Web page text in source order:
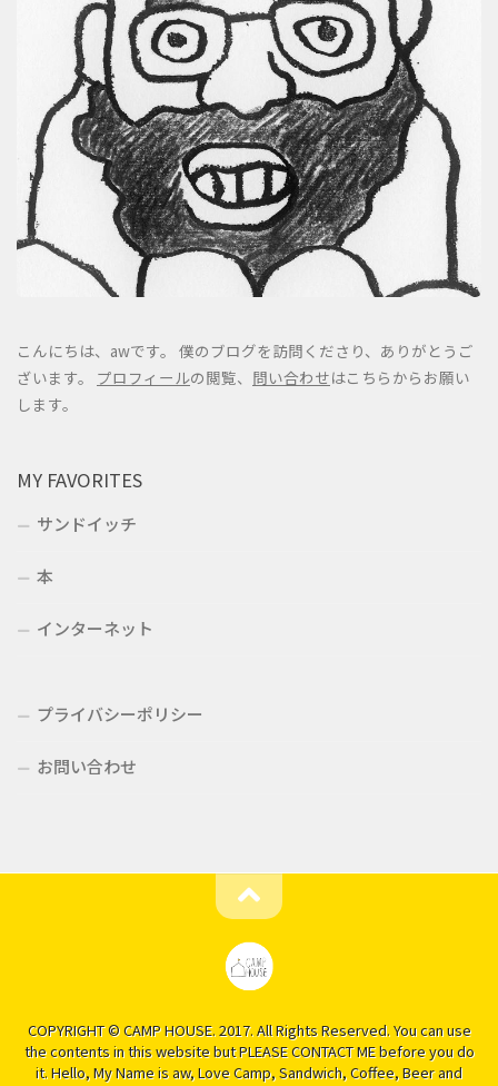
こんにちは、awです。 僕のブログを訪問くださり、ありがとうご
ざいます。 プロフィールの閲覧、 問い合わせはこちらからお願い
します。
MY FAVORITES
サンドイッチ
本
インターネット
プライバシーポリシー
お問い合わせ
COPYRIGHT © CAMP HOUSE. 2017. All Rights Reserved. You can use
the contents in this website but PLEASE CONTACT ME before you do
it. Hello, My Name is aw, Love Camp, Sandwich, Coffee, Beer and